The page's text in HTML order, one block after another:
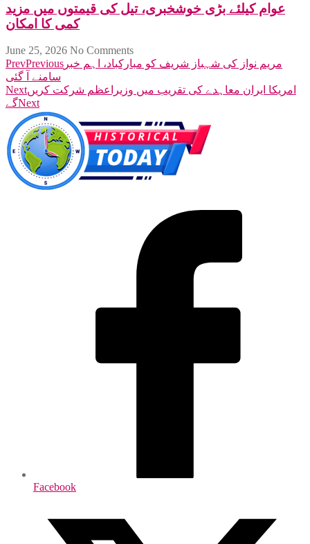
عوام کیلئے بڑی خوشخبری، تیل کی قیمتوں میں مزید
کمی کا امکان
June 25, 2026 No Comments
PrevPrevious مریم نواز کی شہباز شریف کو مبارکباد، اہم خبر
سامنے آ گئی
Nextامریکا ایران معاہدے کی تقریب میں وزیراعظم شرکت کریں
گےNext
Facebook